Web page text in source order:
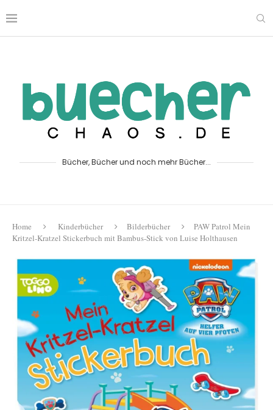
Bücher, Bücher und noch mehr Bücher...
Home Kinderbücher Bilderbücher
PAW Patrol Mein
Kritzel-Kratzel Stickerbuch mit Bambus-Stick von Luise Holthausen